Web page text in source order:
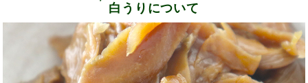
白うりについて